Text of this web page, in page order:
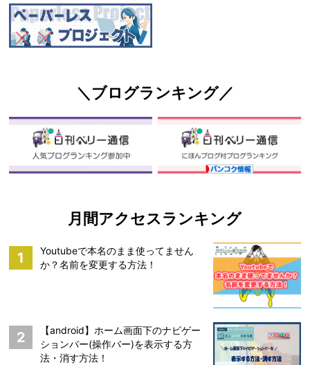
＼ブログランキング／
月間アクセスランキング
1
Youtubeで本名のまま使ってません
か？名前を変更する方法！
2
【android】ホーム画面下のナビゲー
ションバー(操作バー)を表示する方
法・消す方法！